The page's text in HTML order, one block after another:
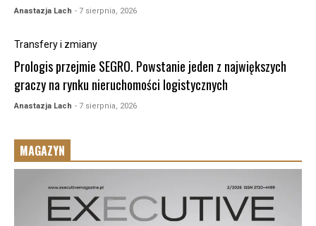
Anastazja Lach - 7 sierpnia, 2026
Transfery i zmiany
Prologis przejmie SEGRO. Powstanie jeden z największych
graczy na rynku nieruchomości logistycznych
Anastazja Lach - 7 sierpnia, 2026
MAGAZYN